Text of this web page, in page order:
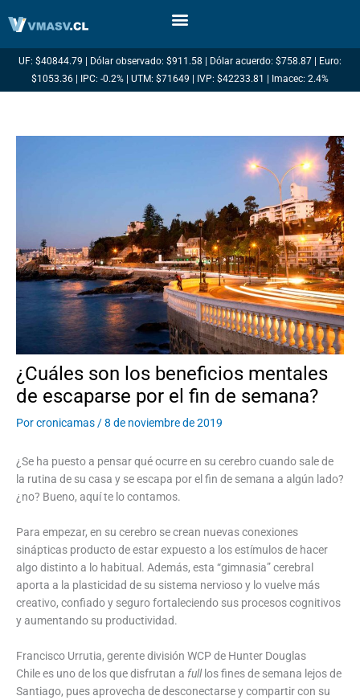
UF: $40844.79 | Dólar observado: $911.58 | Dólar acuerdo: $758.87 | Euro:
$1053.36 | IPC: -0.2% | UTM: $71649 | IVP: $42233.81 | Imacec: 2.4%
¿Cuáles son los beneficios mentales
de escaparse por el fin de semana?
Porcronicamas /8 de noviembre de 2019
¿Se ha puesto a pensar qué ocurre en su cerebro cuando sale de
la rutina de su casa y se escapa por el fin de semana a algún lado?
¿no? Bueno, aquí te lo contamos.
Para empezar, en su cerebro se crean nuevas conexiones
sinápticas producto de estar expuesto a los estímulos de hacer
algo distinto a lo habitual. Además, esta “gimnasia” cerebral
aporta a la plasticidad de su sistema nervioso y lo vuelve más
creativo, confiado y seguro fortaleciendo sus procesos cognitivos
y aumentando su productividad.
Francisco Urrutia, gerente división WCP de Hunter Douglas
Chile es uno de los que disfrutan a fulllos fines de semana lejos de
Santiago, pues aprovecha de desconectarse y compartir con su